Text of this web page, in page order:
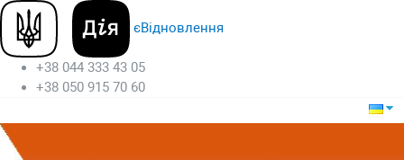
єВідновлення
+38 044 333 43 05
+38 050 915 70 60